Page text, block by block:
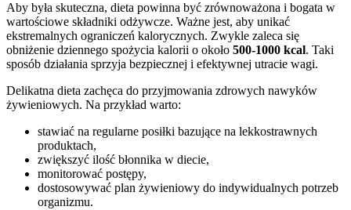
Aby była skuteczna, dieta powinna być zrównoważona i bogata w
wartościowe składniki odżywcze. Ważne jest, aby unikać
ekstremalnych ograniczeń kalorycznych. Zwykle zaleca się
obniżenie dziennego spożycia kalorii o około 500-1000 kcal. Taki
sposób działania sprzyja bezpiecznej i efektywnej utracie wagi.
Delikatna dieta zachęca do przyjmowania zdrowych nawyków
żywieniowych. Na przykład warto:
stawiać na regularne posiłki bazujące na lekkostrawnych
produktach,
zwiększyć ilość błonnika w diecie,
monitorować postępy,
dostosowywać plan żywieniowy do indywidualnych potrzeb
organizmu.